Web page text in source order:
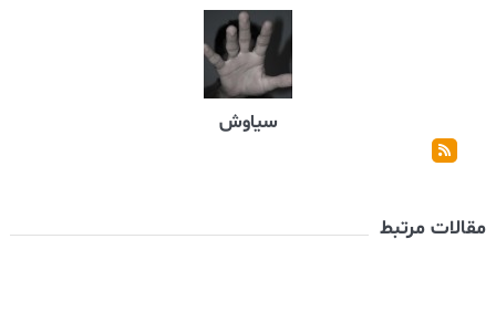
سیاوش
مقالات مرتبط